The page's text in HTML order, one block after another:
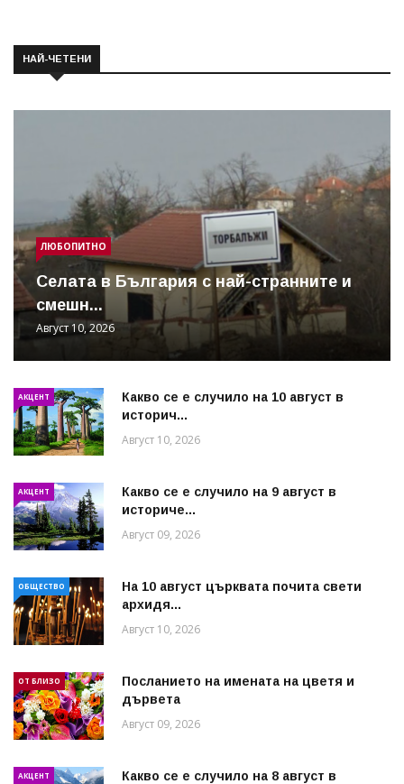
НАЙ-ЧЕТЕНИ
ЛЮБОПИТНО
Cелата в България с най-странните и
смешн...
Август 10, 2026
АКЦЕНТ
Какво се е случило на 10 август в
историч...
Август 10, 2026
АКЦЕНТ
Какво се е случило на 9 август в
историче...
Август 09, 2026
ОБЩЕСТВО
На 10 август църквата почита свети
архидя...
Август 10, 2026
ОТ БЛИЗО
Посланието на имената на цветя и
дървета
Август 09, 2026
АКЦЕНТ
Какво се е случило на 8 август в